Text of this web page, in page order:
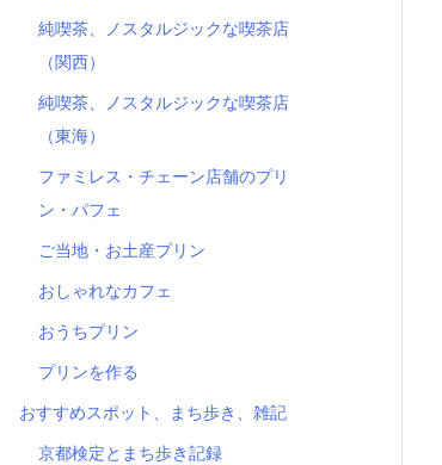
純喫茶、ノスタルジックな喫茶店
（関西）
純喫茶、ノスタルジックな喫茶店
（東海）
ファミレス・チェーン店舗のプリ
ン・パフェ
ご当地・お土産プリン
おしゃれなカフェ
おうちプリン
プリンを作る
おすすめスポット、まち歩き、雑記
京都検定とまち歩き記録